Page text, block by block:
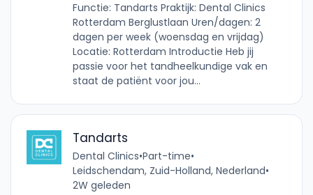
Functie: Tandarts Praktijk: Dental Clinics
Rotterdam Berglustlaan Uren/dagen: 2
dagen per week (woensdag en vrijdag)
Locatie: Rotterdam Introductie Heb jij
passie voor het tandheelkundige vak en
staat de patiënt voor jou...
Tandarts
Dental Clinics•Part-time•
Leidschendam, Zuid-Holland, Nederland•
2W geleden